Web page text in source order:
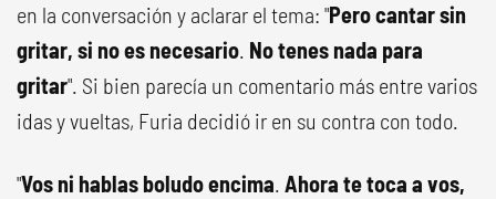
en la conversación y aclarar el tema: "Pero cantar sin
gritar, si no es necesario. No tenes nada para
gritar". Si bien parecía un comentario más entre varios
idas y vueltas, Furia decidió ir en su contra con todo.
"Vos ni hablas boludo encima. Ahora te toca a vos,